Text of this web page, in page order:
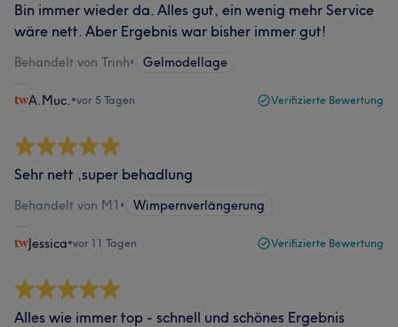
Bin immer wieder da. Alles gut, ein wenig mehr Service
wäre nett. Aber Ergebnis war bisher immer gut!
Behandelt von Trinh• Gelmodellage
A.Muc. •vor 5 Tagen Verifizierte Bewertung
Sehr nett ,super behadlung
Behandelt von M1 • Wimpernverlängerung
Jessica•vor 11 Tagen Verifizierte Bewertung
Alles wie immer top - schnell und schönes Ergebnis